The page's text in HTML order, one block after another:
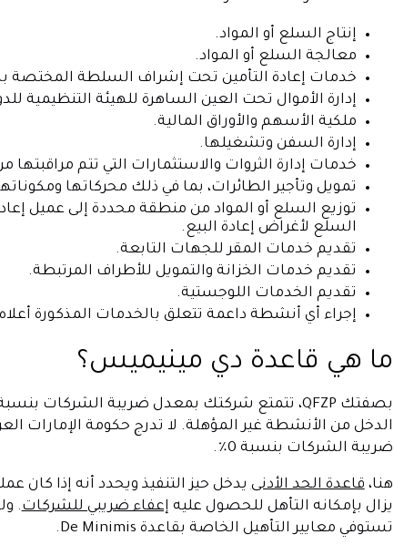
إنتاج السلع أو المواد.
معالجة السلع أو المواد.
خدمات إعادة التأمين تحت إشراف السلطة المختصة
إدارة الأموال تحت العين الساهرة للهيئة التنظيمية
ملكية الأسهم والأوراق المالية.
إدارة السفن وتشغيلها.
خدمات إدارة الثروات والاستثمارات التي تتم
تمويل وتأجير الطائرات، بما في ذلك محركاتها
توزيع السلع أو المواد من منطقة محددة إلى عميل
السلع لأغراض إعادة البيع.
تقديم خدمات المقر للجهات التابعة.
تقديم خدمات الخزانة والتمويل للأطراف المرتبطة.
تقديم الخدمات اللوجستية.
إجراء أي أنشطة داعمة تتعلق بالخدمات المذكورة
ما هي قاعدة دي مينيميس؟
الدخل من الأنشطة غير المؤهلة. لا تدرج حكومة الإمارات
ضريبة الشركات بنسبة 0٪.
هنا،قاعدة الحد الأدنى
يزال بإمكانه التأهل للحصول عليه إعفاء ضريبي للشركات.
تستوفي معايير التأهيل الخاصة بقاعدة De Minimis.